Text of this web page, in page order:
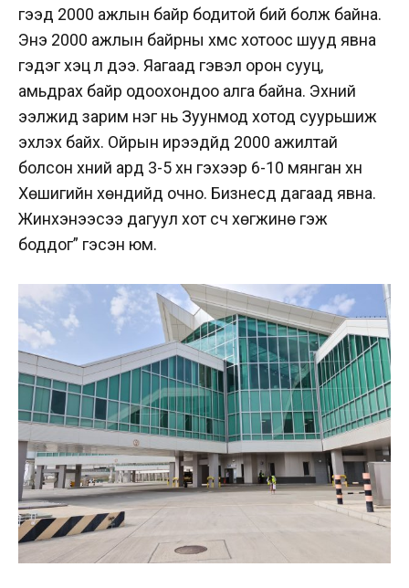
гээд 2000 ажлын байр бодитой бий болж байна.
Энэ 2000 ажлын байрны хүмүүс хотоос шууд явна
гэдэг хэцүү л дээ. Яагаад гэвэл орон сууц,
амьдрах байр одоохондоо алга байна. Эхний
ээлжид зарим нэг нь Зуунмод хотод суурьшиж
эхлэх байх. Ойрын ирээдүйд 2000 ажилтай
болсон хүний ард 3-5 хүн гэхээр 6-10 мянган хүн
Хөшигийн хөндийд очно. Бизнесүүд дагаад явна.
Жинхэнээсээ дагуул хот үүсч хөгжинө гэж
боддог” гэсэн юм.